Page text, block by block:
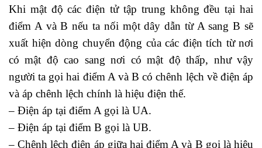
Khi mật độ các điện tử tập trung không đều tại hai
điểm A và B nếu ta nối một dây dẫn từ A sang B sẽ
xuất hiện dòng chuyển động của các điện tích từ nơi
có mật độ cao sang nơi có mật độ thấp, như vậy
người ta gọi hai điểm A và B có chênh lệch về điện áp
và áp chênh lệch chính là hiệu điện thế.
– Điện áp tại điểm A gọi là UA.
– Điện áp tại điểm B gọi là UB.
– Chênh lệch điện áp giữa hai điểm A và B gọi là hiệu